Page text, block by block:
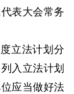
表大会常务
立法计划分
入立法计划
应当做好法